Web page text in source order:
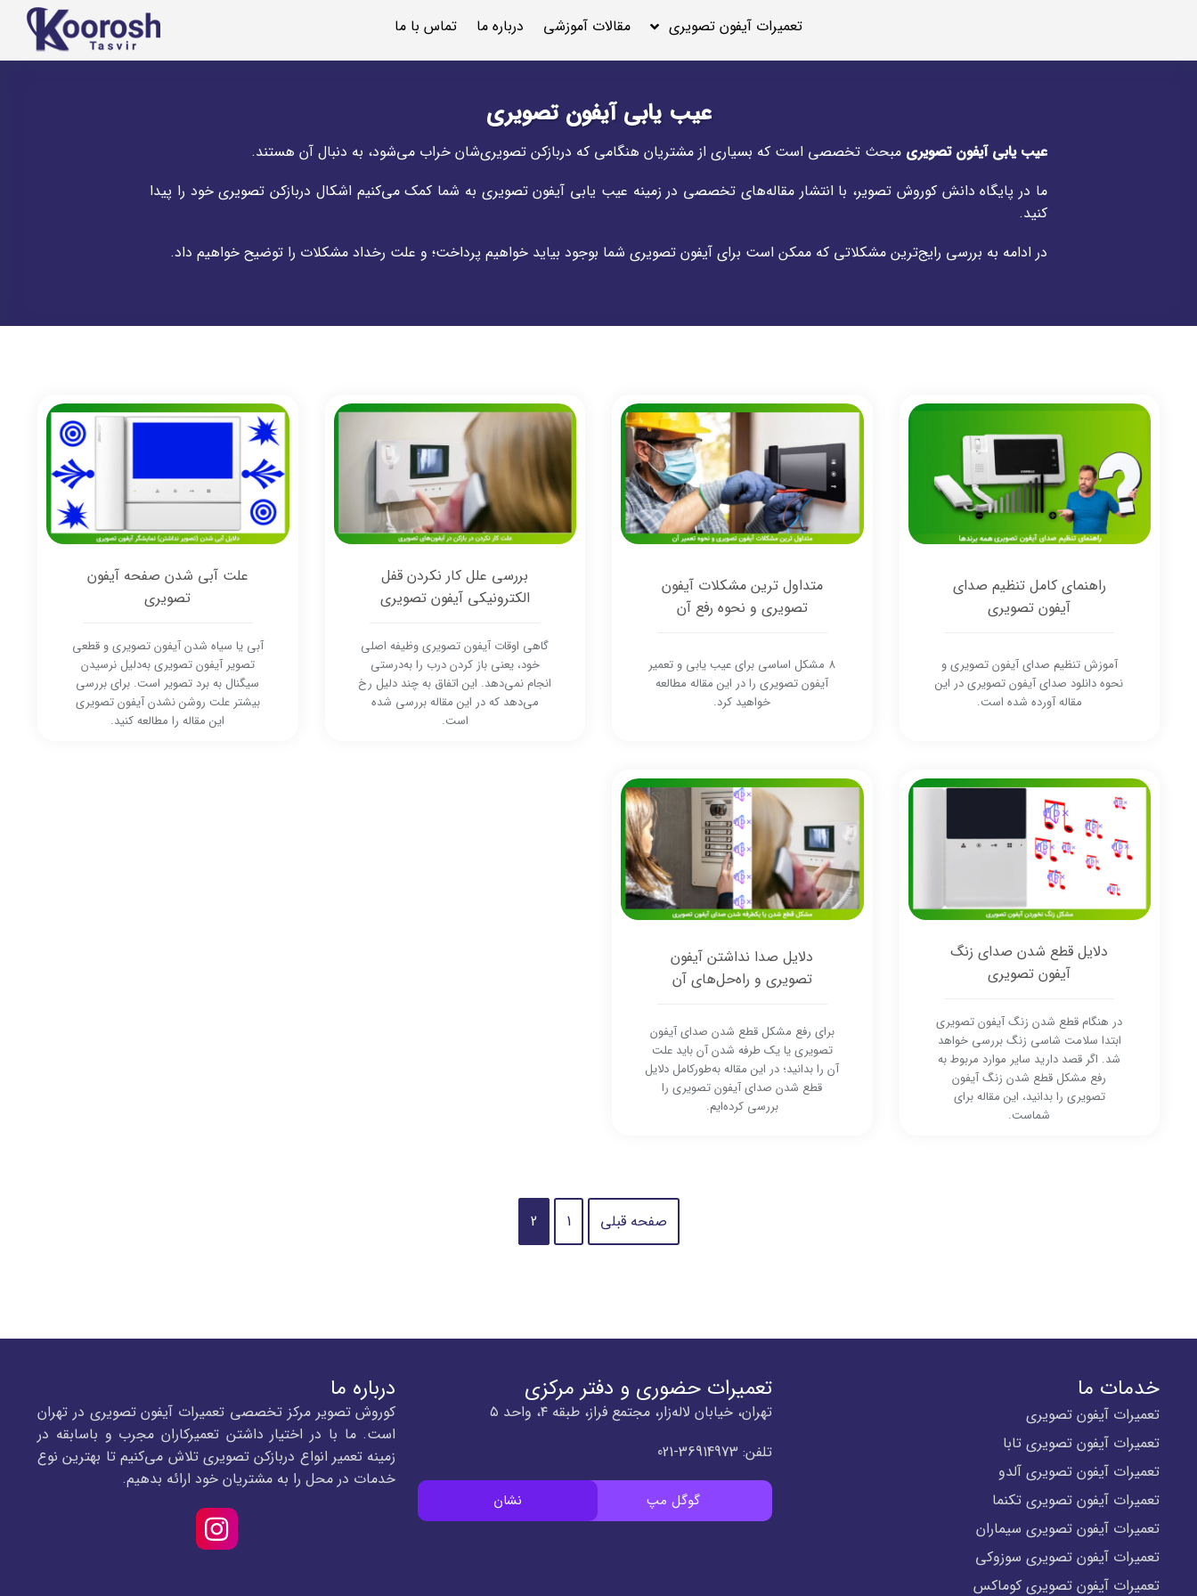
تعمیرات آیفون تصویری مقالات آموزشی درباره ما تماس با ما
عیب یابی آیفون تصویری
عیب یابی آیفون تصویری مبحث تخصصی است که بسیاری از مشتریان هنگامی که دربازکن تصویری‌شان خراب می‌شود، به دنبال آن هستند.
ما در پایگاه دانش کوروش تصویر، با انتشار مقاله‌های تخصصی در زمینه عیب یابی آیفون تصویری به شما کمک می‌کنیم اشکال دربازکن تصویری خود را پیدا
کنید.
در ادامه به بررسی رایج‌ترین مشکلاتی که ممکن است برای آیفون تصویری شما بوجود بیاید خواهیم پرداخت؛ و علت رخداد مشکلات را توضیح خواهیم داد.
راهنمای کامل تنظیم صدای
آیفون تصویری
آموزش تنظیم صدای آیفون تصویری و
نحوه دانلود صدای آیفون تصویری در این
مقاله آورده شده است.
متداول ترین مشکلات آیفون
تصویری و نحوه رفع آن
8 مشکل اساسی برای عیب یابی و تعمیر
آیفون تصویری را در این مقاله مطالعه
خواهید کرد.
بررسی علل کار نکردن قفل
الکترونیکی آیفون تصویری
گاهی اوقات آیفون تصویری وظیفه اصلی
خود، یعنی باز کردن درب را به‌درستی
انجام نمی‌دهد. این اتفاق به چند دلیل رخ
می‌دهد که در این مقاله بررسی شده
است.
علت آبی شدن صفحه آیفون
تصویری
آبی یا سیاه شدن آیفون تصویری و قطعی
تصویر آیفون تصویری به‌دلیل نرسیدن
سیگنال به برد تصویر است. برای بررسی
بیشتر علت روشن نشدن آیفون تصویری
این مقاله را مطالعه کنید.
دلایل قطع شدن صدای زنگ
آیفون تصویری
در هنگام قطع شدن زنگ آیفون تصویری
ابتدا سلامت شاسی زنگ بررسی خواهد
شد. اگر قصد دارید سایر موارد مربوط به
رفع مشکل قطع شدن زنگ آیفون
تصویری را بدانید، این مقاله برای
شماست.
دلایل صدا نداشتن آیفون
تصویری و راه‌حل‌های آن
برای رفع مشکل قطع شدن صدای آیفون
تصویری یا یک طرفه شدن آن باید علت
آن را بدانید؛ در این مقاله به‌طور‌کامل دلایل
قطع شدن صدای آیفون تصویری را
بررسی کرده‌ایم.
صفحه قبلی 1
2
خدمات ما
تعمیرات آیفون تصویری
تعمیرات آیفون تصویری تابا
تعمیرات آیفون تصویری آلدو
تعمیرات آیفون تصویری تکنما
تعمیرات آیفون تصویری سیماران
تعمیرات آیفون تصویری سوزوکی
تعمیرات آیفون تصویری کوماکس
تعمیرات حضوری و دفتر مرکزی
تهران، خیابان لاله‌زار، مجتمع فراز، طبقه ۴، واحد ۵
تلفن: 36914973-021
گوگل مپ نشان
درباره ما
کوروش تصویر مرکز تخصصی تعمیرات آیفون تصویری در تهران
است. ما با در اختیار داشتن تعمیرکاران مجرب و باسابقه در
زمینه تعمیر انواع دربازکن تصویری تلاش می‌کنیم تا بهترین نوع
خدمات در محل را به مشتریان خود ارائه بدهیم.